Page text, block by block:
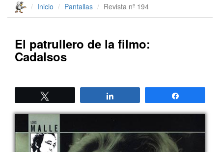
Inicio Pantallas Revista nº 194
El patrullero de la filmo:
Cadalsos